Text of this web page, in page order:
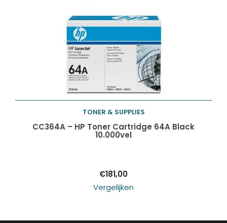
Toevoegen aan
TONER & SUPPLIES
CC364A – HP Toner Cartridge 64A Black
10.000vel
€181,00
Vergelijken